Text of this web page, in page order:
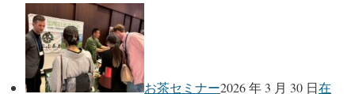
お茶セミナー2026 年 3 月 30 日在